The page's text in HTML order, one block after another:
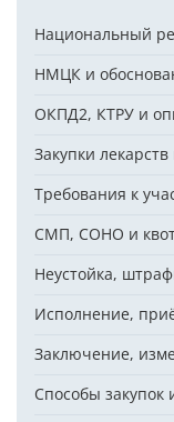
Национальный
НМЦК и
ОКПД2, КТРУ и
Закупки
Требования к
СМП, СОНО и
Неустойка,
Исполнение,
Заключение,
Способы закупок